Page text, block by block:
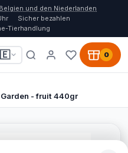
und den Niederlanden
Sicher bezahlen
Tierhandlung
0
- fruit 440gr